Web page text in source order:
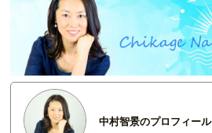
中村智景のプロフィール